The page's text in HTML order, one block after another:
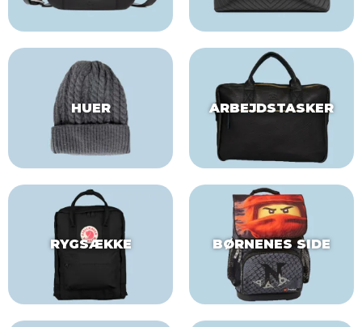
HUER ARBEJDSTASKER
RYGSÆKKE BØRNENES SIDE